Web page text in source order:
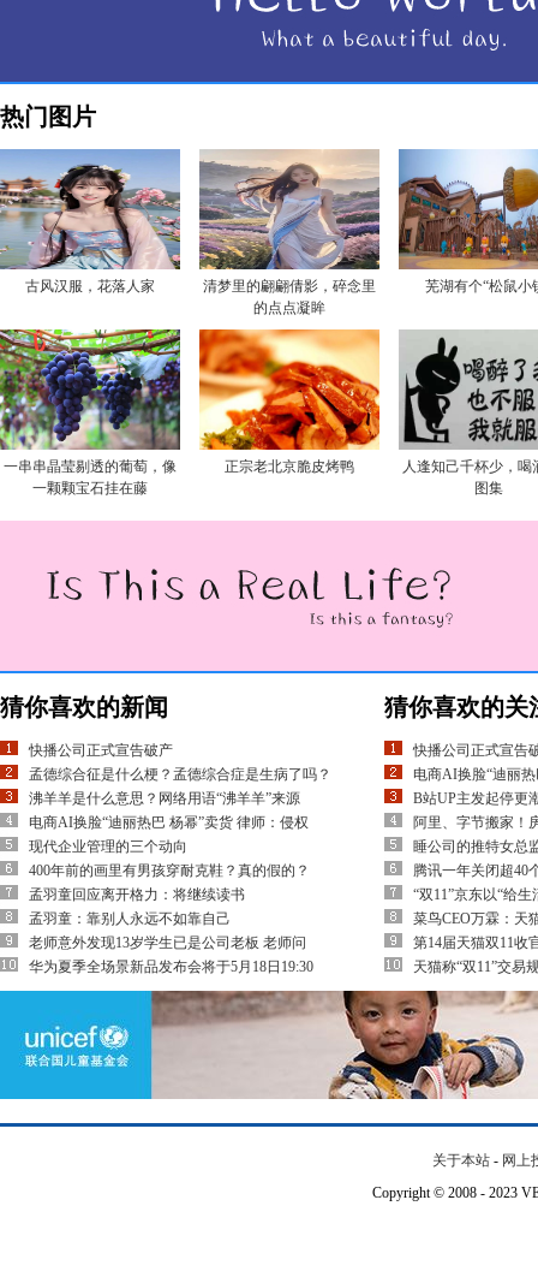
热门图片
古风汉服，花落人家
清梦里的翩翩倩影，碎念里
的点点凝眸
芜湖有个“松鼠小
一串串晶莹剔透的葡萄，像
一颗颗宝石挂在藤
正宗老北京脆皮烤鸭
人逢知己千杯少，喝
图集
猜你喜欢的新闻
快播公司正式宣告破产
孟德综合征是什么梗？孟德综合症是生病了吗？
沸羊羊是什么意思？网络用语“沸羊羊”来源
电商AI换脸“迪丽热巴 杨幂”卖货 律师：侵权
现代企业管理的三个动向
400年前的画里有男孩穿耐克鞋？真的假的？
孟羽童回应离开格力：将继续读书
孟羽童：靠别人永远不如靠自己
老师意外发现13岁学生已是公司老板 老师问
华为夏季全场景新品发布会将于5月18日19:30
猜你喜欢的关
快播公司正式宣告
电商AI换脸“迪丽
B站UP主发起停更
阿里、字节搬家！
睡公司的推特女总
腾讯一年关闭超40
“双11”京东以“给
菜鸟CEO万霖：天
第14届天猫双11收
天猫称“双11”交易
关于本站 - 网上
Copyright © 2008 - 2023